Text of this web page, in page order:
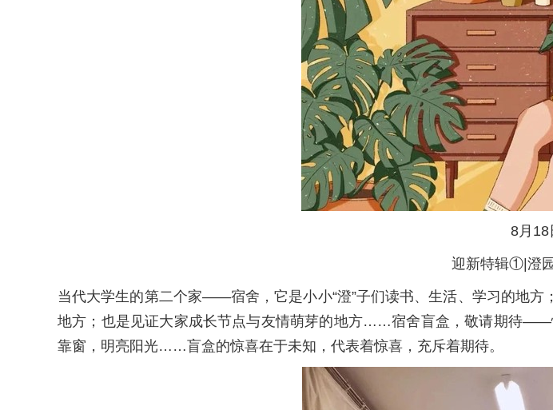
8月18
迎新特辑①|澄
当代大学生的第二个家——宿舍，它是小小“澄”子们读书、生活、学习的地方
地方；也是见证大家成长节点与友情萌芽的地方……宿舍盲盒，敬请期待——
靠窗，明亮阳光……盲盒的惊喜在于未知，代表着惊喜，充斥着期待。